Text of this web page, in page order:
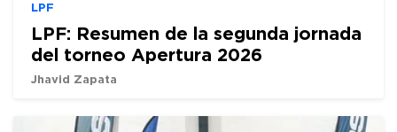
LPF
LPF: Resumen de la segunda jornada
del torneo Apertura 2026
Jhavid Zapata